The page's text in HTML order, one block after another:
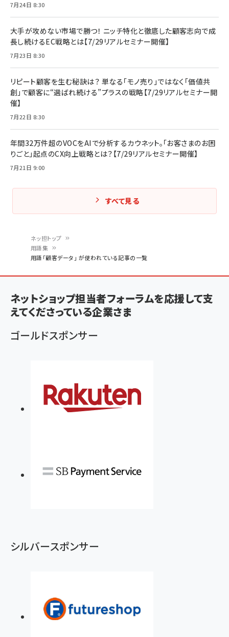
ン
く
ず
ネッ担トップ
用語集
用語「顧客データ」 が使われている記事の一覧
7月24日 8:30
大手が攻めない市場で勝つ！ ニッチ特化と徹底した顧客志向で成
長し続けるEC戦略とは【7/29リアルセミナー開催】
7月23日 8:30
リピート顧客を生む秘訣は？ 単なる「モノ売り」ではなく「価値共
創」で顧客に“選ばれ続ける”プラスの戦略【7/29リアルセミナー開
催】
7月22日 8:30
年間32万件超のVOCをAIで分析するカウネット。「お客さまのお困
りごと」起点のCX向上戦略とは？【7/29リアルセミナー開催】
7月21日 9:00
すべて見る
ネットショップ担当者フォーラムを応援して支
えてくださっている企業さま
ゴールドスポンサー
シルバースポンサー